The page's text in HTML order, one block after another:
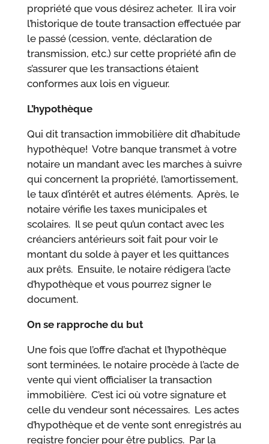
propriété que vous désirez acheter. Il ira voir
l’historique de toute transaction effectuée par
le passé (cession, vente, déclaration de
transmission, etc.) sur cette propriété afin de
s’assurer que les transactions étaient
conformes aux lois en vigueur.
L’hypothèque
Qui dit transaction immobilière dit d’habitude
hypothèque! Votre banque transmet à votre
notaire un mandant avec les marches à suivre
qui concernent la propriété, l’amortissement,
le taux d’intérêt et autres éléments. Après, le
notaire vérifie les taxes municipales et
scolaires. Il se peut qu’un contact avec les
créanciers antérieurs soit fait pour voir le
montant du solde à payer et les quittances
aux prêts. Ensuite, le notaire rédigera l’acte
d’hypothèque et vous pourrez signer le
document.
On se rapproche du but
Une fois que l’offre d’achat et l’hypothèque
sont terminées, le notaire procède à l’acte de
vente qui vient officialiser la transaction
immobilière. C’est ici où votre signature et
celle du vendeur sont nécessaires. Les actes
d’hypothèque et de vente sont enregistrés au
registre foncier pour être publics. Par la